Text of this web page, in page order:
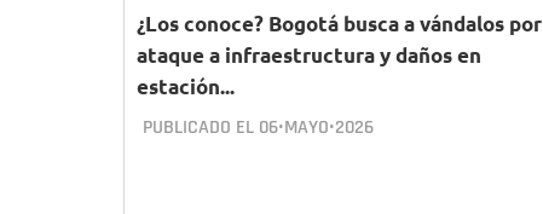
¿Los conoce? Bogotá busca a vándalos por
ataque a infraestructura y daños en
estación...
PUBLICADO EL 06•MAYO•2026